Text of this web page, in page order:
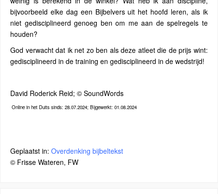
bijvoorbeeld elke dag een Bijbelvers uit het hoofd leren, als ik
niet gedisciplineerd genoeg ben om me aan de spelregels te
houden?
God verwacht dat ik net zo ben als deze atleet die de prijs wint:
gedisciplineerd in de training en gedisciplineerd in de wedstrijd!
David Roderick Reid; © SoundWords
Online in het Duits sinds: 28.07.2024; Bijgewerkt: 01.08.2024
Geplaatst in: Overdenking bijbeltekst
© Frisse Wateren, FW